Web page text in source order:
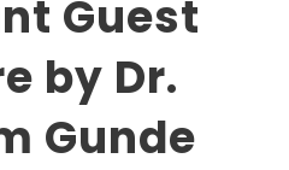
Guest
by Dr.
Gunde